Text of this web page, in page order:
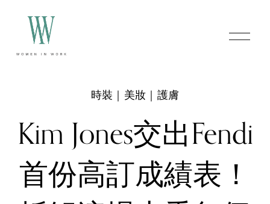
O
p
Kim Jones交出Fendi
首份高訂成績表！
時裝｜美妝｜護膚